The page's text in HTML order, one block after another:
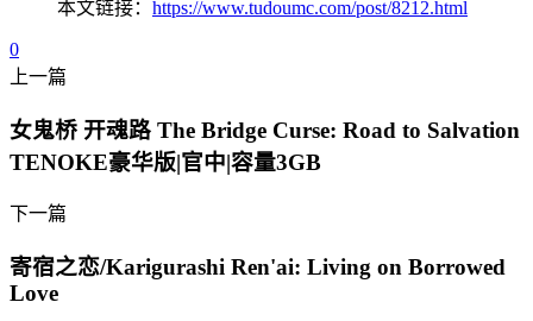
本文链接： https://www.tudoumc.com/post/8212.html
0
上一篇
女鬼桥 开魂路 The Bridge Curse: Road to Salvation
TENOKE豪华版|官中|容量3GB
下一篇
寄宿之恋/Karigurashi Ren'ai: Living on Borrowed
Love